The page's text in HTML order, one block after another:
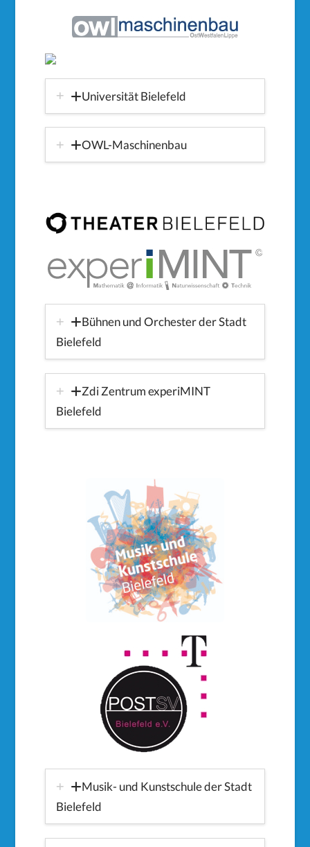
Universität Bielefeld
OWL-Maschinenbau
Bühnen und Orchester der Stadt
Bielefeld
Zdi Zentrum experiMINT
Bielefeld
Musik- und Kunstschule der Stadt
Bielefeld